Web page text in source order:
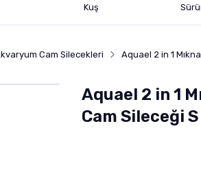
Kuş
Cam Silecekleri Aquael 2 in 1
Aquael 2 in 1
Cam Sileceği